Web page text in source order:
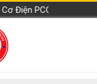
PCCC Đặng Gia Bảo